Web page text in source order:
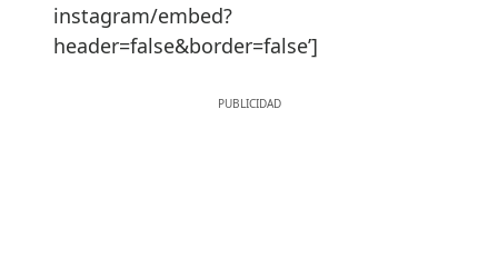
instagram/embed?
header=false&border=false’]